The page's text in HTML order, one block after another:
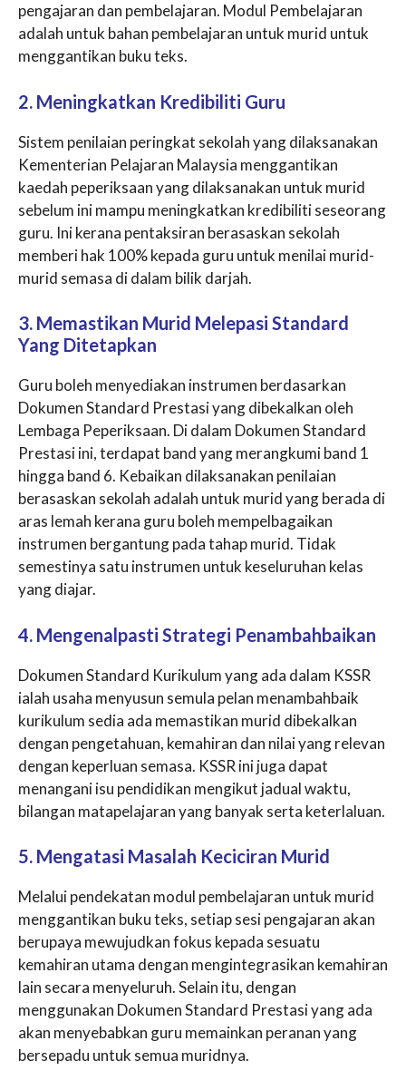
pengajaran dan pembelajaran. Modul Pembelajaran
adalah untuk bahan pembelajaran untuk murid untuk
menggantikan buku teks.
2. Meningkatkan Kredibiliti Guru
Sistem penilaian peringkat sekolah yang dilaksanakan
Kementerian Pelajaran Malaysia menggantikan
kaedah peperiksaan yang dilaksanakan untuk murid
sebelum ini mampu meningkatkan kredibiliti seseorang
guru. Ini kerana pentaksiran berasaskan sekolah
memberi hak 100% kepada guru untuk menilai murid-
murid semasa di dalam bilik darjah.
3. Memastikan Murid Melepasi Standard
Yang Ditetapkan
Guru boleh menyediakan instrumen berdasarkan
Dokumen Standard Prestasi yang dibekalkan oleh
Lembaga Peperiksaan. Di dalam Dokumen Standard
Prestasi ini, terdapat band yang merangkumi band 1
hingga band 6. Kebaikan dilaksanakan penilaian
berasaskan sekolah adalah untuk murid yang berada di
aras lemah kerana guru boleh mempelbagaikan
instrumen bergantung pada tahap murid. Tidak
semestinya satu instrumen untuk keseluruhan kelas
yang diajar.
4. Mengenalpasti Strategi Penambahbaikan
Dokumen Standard Kurikulum yang ada dalam KSSR
ialah usaha menyusun semula pelan menambahbaik
kurikulum sedia ada memastikan murid dibekalkan
dengan pengetahuan, kemahiran dan nilai yang relevan
dengan keperluan semasa. KSSR ini juga dapat
menangani isu pendidikan mengikut jadual waktu,
bilangan matapelajaran yang banyak serta keterlaluan.
5. Mengatasi Masalah Keciciran Murid
Melalui pendekatan modul pembelajaran untuk murid
menggantikan buku teks, setiap sesi pengajaran akan
berupaya mewujudkan fokus kepada sesuatu
kemahiran utama dengan mengintegrasikan kemahiran
lain secara menyeluruh. Selain itu, dengan
menggunakan Dokumen Standard Prestasi yang ada
akan menyebabkan guru memainkan peranan yang
bersepadu untuk semua muridnya.